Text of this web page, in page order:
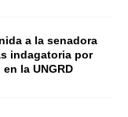
a la senadora
indagatoria por
la UNGRD